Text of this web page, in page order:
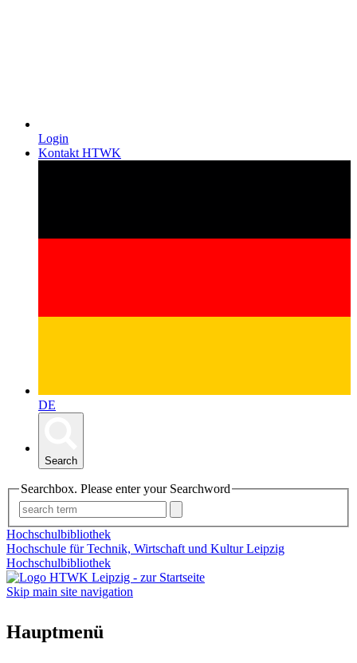
Login
Kontakt HTWK
DE
Search
Searchbox. Please enter your Searchword
Hochschulbibliothek
Hochschule für Technik, Wirtschaft und Kultur Leipzig
Hochschulbibliothek
Skip main site navigation
Hauptmenü